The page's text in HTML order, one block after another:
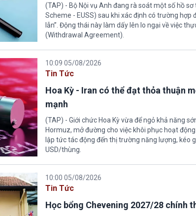
(TAP) - Bộ Nội vụ Anh đang rà soát một số hồ
Scheme - EUSS) sau khi xác định có trường
lẫn”. Động thái này làm dấy lên lo ngại về việc
(Withdrawal Agreement).
10:09 05/08/2026
Tin Tức
Hoa Kỳ - Iran có thể đạt thỏa thuận
mạnh
(TAP) - Giới chức Hoa Kỳ vừa để ngỏ khả năng
Hormuz, mở đường cho việc khôi phục hoạt
lập tức tác động đến thị trường năng lượng, kéo
USD/thùng.
10:00 05/08/2026
Tin Tức
Học bổng Chevening 2027/28 chính